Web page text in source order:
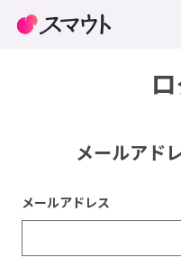
メールアド
メールアドレス